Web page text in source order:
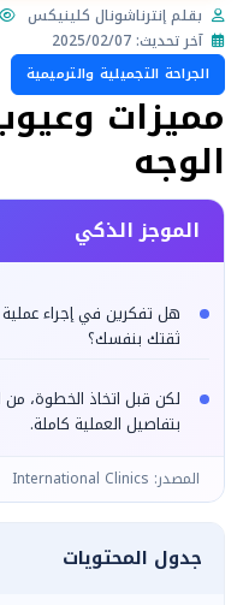
بقلم إنترناشونال كلينيكس
آخر تحديث: 2025/02/07
الجراحة التجميلية والترميمية
مميزات
الوجه
الموجز الذكي
هل تفكرين في إجراء
ثقتك بنفسك؟
لكن قبل اتخاذ الخطوة،
بتفاصيل العملية كاملة.
المصدر: International Clinics
جدول المحتويات